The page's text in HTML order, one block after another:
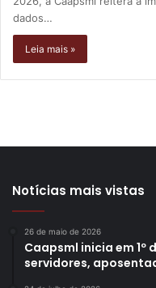
dados…
Leia mais »
Notícias mais vistas
26 de maio de 2026
Caapsml inicia em
servidores,